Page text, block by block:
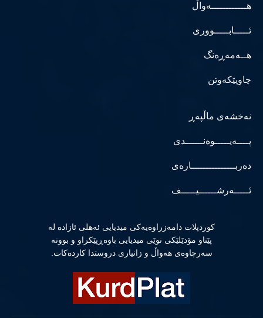
هــــــــــــەواڵ
ئـــــابـــــووری
هــەمەڕەنگ
چاوپێکەوتن
نەخشەی ماڵپەڕ
پــــەیـــــوەنــــــدی
دەربـــــــــــــــارەی
ئـــــەرشــــــیـــــف
كوردپلات دامەزراوەیەكی میدیایی ئەهلی ئازادە لە
پێناو مۆدێلێكی نوێی میدیایی باوەڕپێكراو و بوونە
سەرچاوەی هەواڵ و زانیاری دروستدا كاردەكات.